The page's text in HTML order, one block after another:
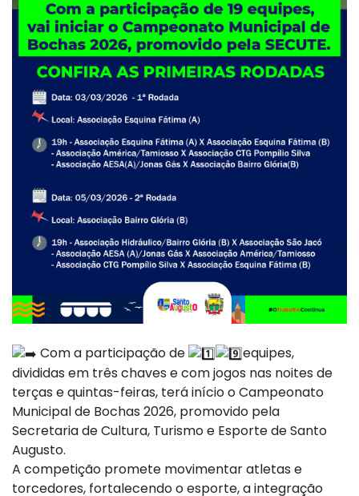
Com a participação de
equipes,
divididas em três chaves e com jogos nas noites de
terças e quintas-feiras, terá início o Campeonato
Municipal de Bochas 2026, promovido pela
Secretaria de Cultura, Turismo e Esporte de Santo
Augusto.
A competição promete movimentar atletas e
torcedores, fortalecendo o esporte, a integração